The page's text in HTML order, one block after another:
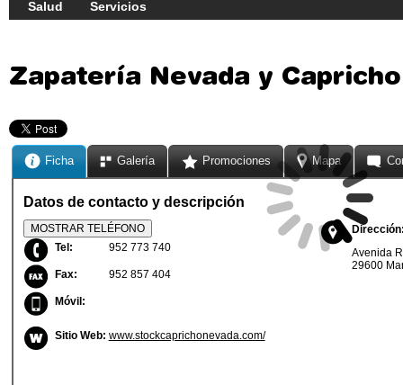
Salud
Servicios
Zapatería Nevada y Capricho
Ficha Galería Promociones Mapa
Datos de contacto y descripción
MOSTRAR TELÉFONO
Tel:
952 773 740
Fax: 952 857 404
Móvil:
Avenida
29600
Sitio Web: www.stockcaprichonevada.com/